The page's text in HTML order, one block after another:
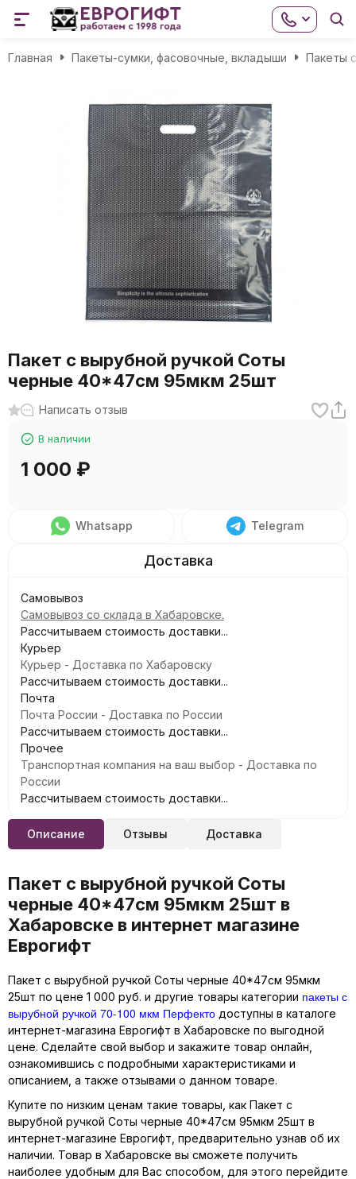
Главная Пакеты-сумки, фасовочные, вкладыши Пакеты
Пакет с вырубной ручкой Соты
черные 40*47см 95мкм 25шт
Написать отзыв
В наличии
1 000 ₽
Whatsapp Telegram
Самовывоз
Самовывоз со склада в Хабаровске.
Рассчитываем стоимость доставки...
Курьер
Курьер - Доставка по Хабаровску
Рассчитываем стоимость доставки...
Почта
Почта России - Доставка по России
Рассчитываем стоимость доставки...
Прочее
Транспортная компания на ваш выбор - Доставка по
России
Рассчитываем стоимость доставки...
Описание Отзывы Доставка
Пакет с вырубной ручкой Соты
черные 40*47см 95мкм 25шт в
Хабаровске в интернет магазине
Еврогифт
Пакет с вырубной ручкой Соты черные 40*47см 95мкм
25шт по цене 1 000 руб. и другие товары категории пакеты с
вырубной ручкой 70-100 мкм Перфекто доступны в каталоге
интернет-магазина Еврогифт в Хабаровске по выгодной
цене. Сделайте свой выбор и закажите товар онлайн,
ознакомившись с подробными характеристиками и
описанием, а также отзывами о данном товаре.
Купите по низким ценам такие товары, как Пакет с
вырубной ручкой Соты черные 40*47см 95мкм 25шт в
интернет-магазине Еврогифт, предварительно узнав об их
наличии. Товар в Хабаровске вы сможете получить
наиболее удобным для Вас способом, для этого перейдите